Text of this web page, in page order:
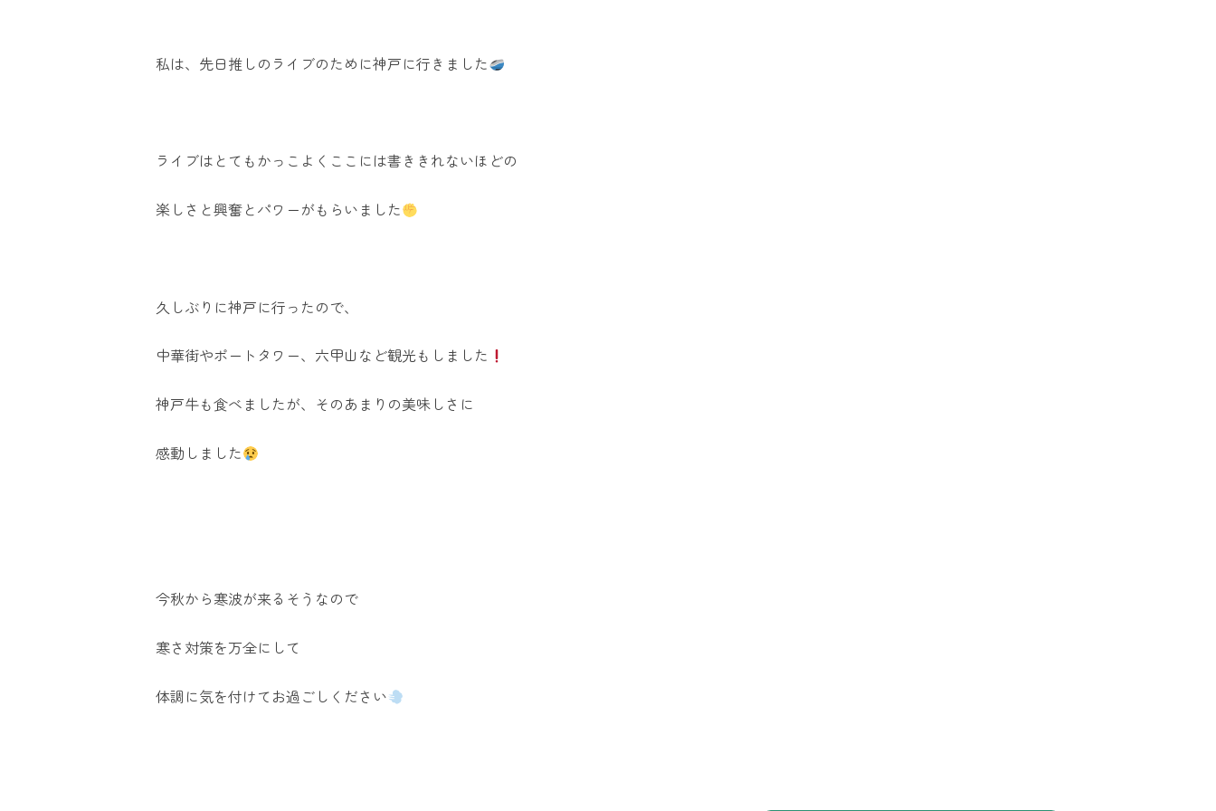
私は、先日推しのライブのために神戸に行きました
ライブはとてもかっこよくここには書ききれないほどの
楽しさと興奮とパワーがもらいました
久しぶりに神戸に行ったので、
中華街やポートタワー、六甲山など観光もしました
神戸牛も食べましたが、そのあまりの美味しさに
感動しました
今秋から寒波が来るそうなので
寒さ対策を万全にして
体調に気を付けてお過ごしください